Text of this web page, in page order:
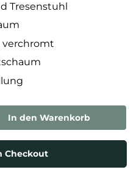
Tresenstuhl
verchromt
In den Warenkorb
Checkout